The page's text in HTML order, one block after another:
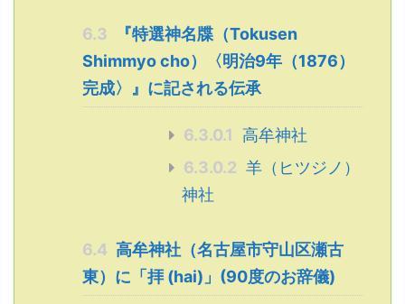
6.3
『特選神名牒（Tokusen
Shimmyo cho）〈明治9年（1876）
完成〉』に記される伝承
6.3.0.1
高牟神社
6.3.0.2 羊（ヒツジノ）
神社
6.4 高牟神社（名古屋市守山区瀬古
東）に「拝 (hai)」(90度のお辞儀)